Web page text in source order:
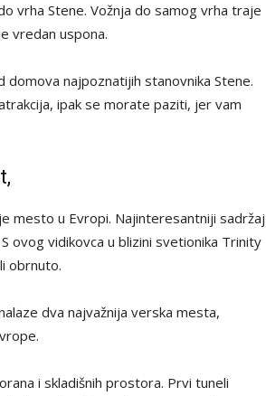
vrha Stene. Vožnja do samog vrha traje
vredan uspona.
najpoznatijih stanovnika Stene.
ipak se morate paziti, jer vam
mesto u Evropi. Najinteresantniji sadržaj
ovog vidikovca u blizini svetionika Trinity
obrnuto.
dva najvažnija verska mesta,
i skladišnih prostora. Prvi tuneli